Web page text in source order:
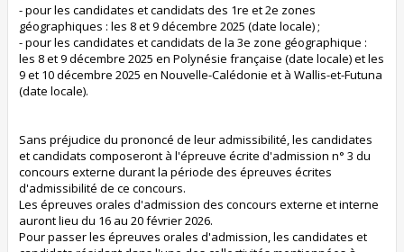
- pour les candidates et candidats des 1re et 2e zones
géographiques : les 8 et 9 décembre 2025 (date locale) ;
- pour les candidates et candidats de la 3e zone géographique :
les 8 et 9 décembre 2025 en Polynésie française (date locale) et les
9 et 10 décembre 2025 en Nouvelle-Calédonie et à Wallis-et-Futuna
(date locale).
Sans préjudice du prononcé de leur admissibilité, les candidates
et candidats composeront à l'épreuve écrite d'admission n° 3 du
concours externe durant la période des épreuves écrites
d'admissibilité de ce concours.
Les épreuves orales d'admission des concours externe et interne
auront lieu du 16 au 20 février 2026.
Pour passer les épreuves orales d'admission, les candidates et